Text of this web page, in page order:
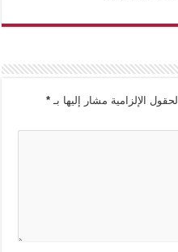
الحقول الإلزامية مشار إليها بـ*